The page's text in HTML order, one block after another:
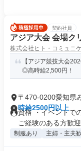
契約社員
アジア大会 会場ク
株式会社ヒト・コミュニ
【アジア競技大会
◎高時給2,500円！
〒470-0200愛知県
時給2500円以上
資格 ・イベントで
ご経験のある方歓
制服あり 主婦・主夫